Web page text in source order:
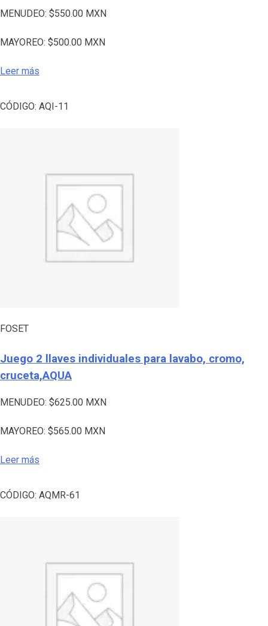
MENUDEO: $550.00 MXN
MAYOREO: $500.00 MXN
Leer más
CÓDIGO: AQI-11
FOSET
Juego 2 llaves individuales para lavabo, cromo,
cruceta,AQUA
MENUDEO: $625.00 MXN
MAYOREO: $565.00 MXN
Leer más
CÓDIGO: AQMR-61